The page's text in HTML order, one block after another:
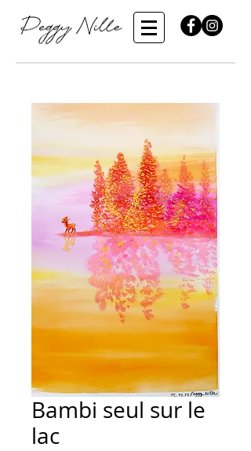
Bambi seul sur le
lac